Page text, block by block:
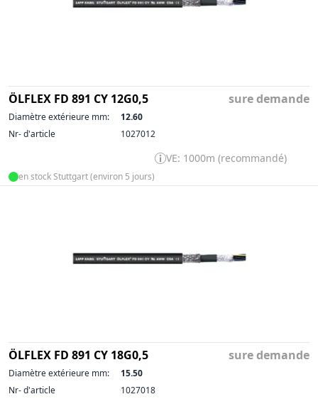
ÖLFLEX FD 891 CY 12G0,5 sure demande
Diamètre extérieure mm:
12.60
Nr- d'article
1027012
VE: 1000m (recommandé)
en stock Stuttgart (environ 5 jours)
ÖLFLEX FD 891 CY 18G0,5 sure demande
Diamètre extérieure mm:
15.50
Nr- d'article
1027018